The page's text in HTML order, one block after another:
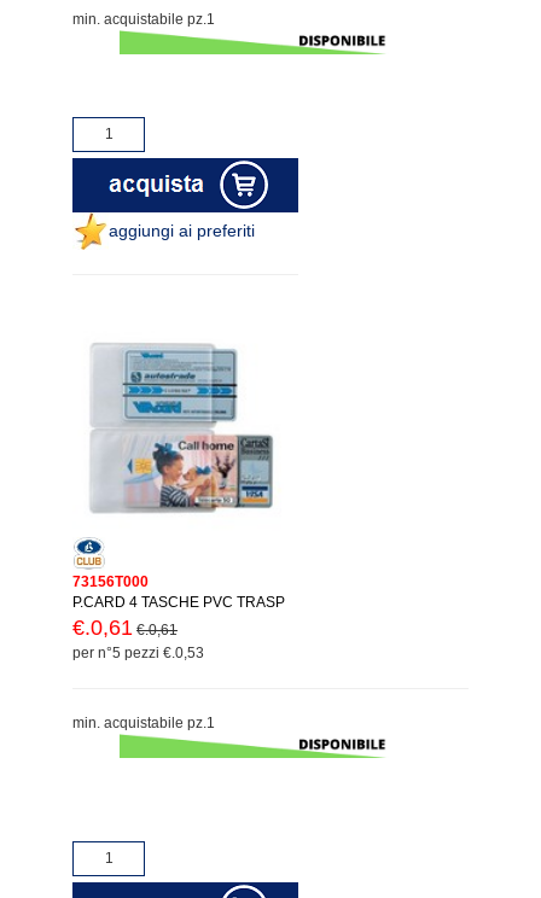
min. acquistabile pz.1
aggiungi ai preferiti
73156T000
P.CARD 4 TASCHE PVC TRASP
€.0,61 €.0,61
per n°5 pezzi €.0,53
min. acquistabile pz.1